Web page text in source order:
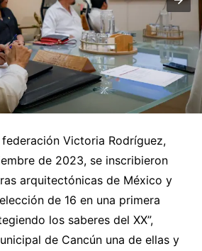
Victoria Rodríguez,
de 2023, se inscribieron
arquitectónicas de México y
de 16 en una primera
los saberes del XX”,
de Cancún una de ellas y